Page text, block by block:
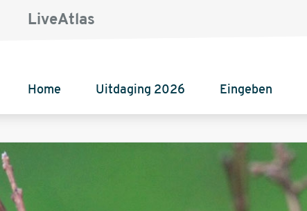
LiveAtlas
Home Uitdaging 2026 Eingeben